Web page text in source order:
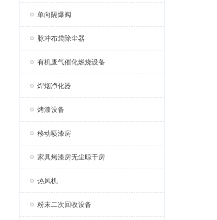
单向隔爆阀
脉冲布袋除尘器
有机废气催化燃烧设备
焊烟净化器
烤漆设备
移动喷漆房
家具烤漆房无尘晾干房
热风机
粉末二次回收设备